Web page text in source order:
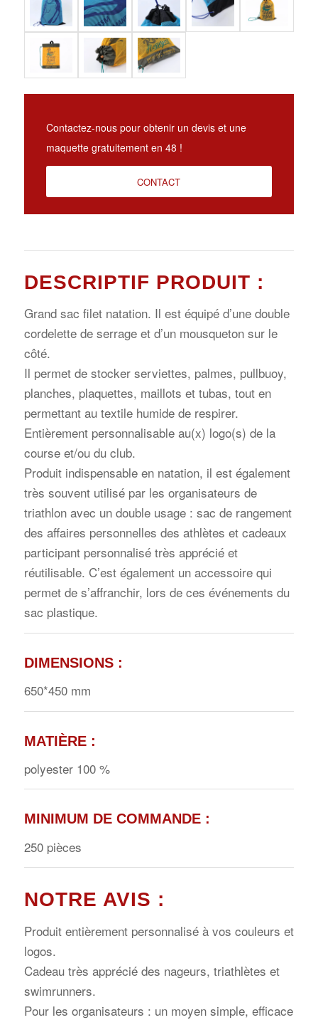
Contactez-nous pour obtenir un devis et une
maquette gratuitement en 48 !
CONTACT
DESCRIPTIF PRODUIT :
Grand sac filet natation. Il est équipé d’une double
cordelette de serrage et d’un mousqueton sur le
côté.
Il permet de stocker serviettes, palmes, pullbuoy,
planches, plaquettes, maillots et tubas, tout en
permettant au textile humide de respirer.
Entièrement personnalisable au(x) logo(s) de la
course et/ou du club.
Produit indispensable en natation, il est également
très souvent utilisé par les organisateurs de
triathlon avec un double usage : sac de rangement
des affaires personnelles des athlètes et cadeaux
participant personnalisé très apprécié et
réutilisable. C’est également un accessoire qui
permet de s’affranchir, lors de ces événements du
sac plastique.
DIMENSIONS :
650*450 mm
MATIÈRE:
polyester 100 %
MINIMUM DE COMMANDE:
250 pièces
NOTRE AVIS :
Produit entièrement personnalisé à vos couleurs et
logos.
Cadeau très apprécié des nageurs, triathlètes et
swimrunners.
Pour les organisateurs : un moyen simple, efficace